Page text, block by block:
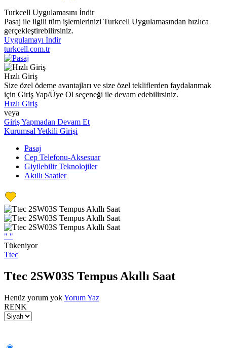
Turkcell Uygulamasını İndir
Pasaj ile ilgili tüm işlemlerinizi Turkcell Uygulamasından hızlıca
gerçekleştirebilirsiniz.
Uygulamayı İndir
turkcell.com.tr
Hızlı Giriş
Size özel ödeme avantajları ve size özel tekliflerden faydalanmak
için Giriş Yap/Üye Ol seçeneği ile devam edebilirsiniz.
Hızlı Giriş
veya
Giriş Yapmadan Devam Et
Kurumsal Yetkili Girişi
Pasaj
Cep Telefonu-Aksesuar
Giyilebilir Teknolojiler
Akıllı Saatler
" "
Tükeniyor
Ttec
Ttec 2SW03S Tempus Akıllı Saat
Henüz yorum yokYorum Yaz
RENK